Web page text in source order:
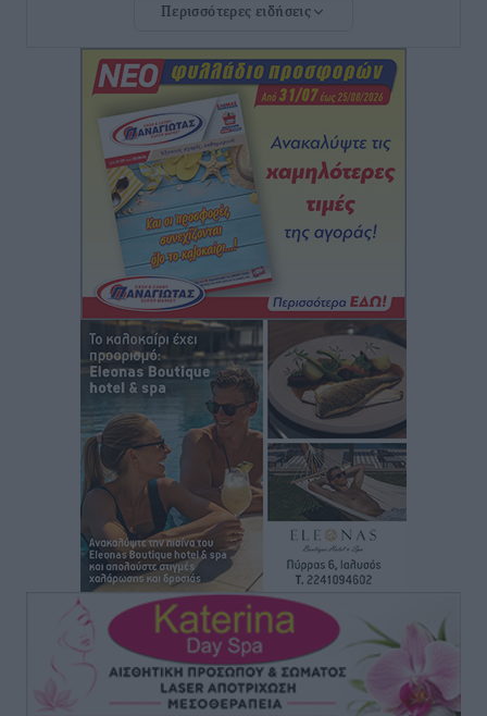
ανακοίνωσε ο Άδωνις Γεωργιάδης
Iατρικός Σύλλογος Ροδου προς Α. Γεωργιάδη:
Στρατηγικές Προτάσεις για την Ενίσχυση της
Δημόσιας Υγείας στη Νησιωτική Ελλάδα και στα
Νοσοκομεία της Γ΄ Ζώνης
Τοπικές Ειδήσεις πριν 2 ώρες
Πάνθηρες: Ξεκίνησαν αισιόδοξοι για την παρθενική
“πτήση” τους
Αθλητικά• πριν 2 ώρες
Άρης Αρχαγγέλου: Στο πλευρό του άτυχου Ιάκωβου
Αθλητικά• πριν 2 ώρες
Φοίβος: Η μεγάλη επιστροφή του Μπρένο Σαλβατιέρα
πριν 2 ώρες
Κλεάνθης: Έτοιμες οι κάρτες διαρκείας της νέας
σεζόν
Αθλητικά πριν 2 ώρες
Ατρόμητος Διμυλιάς: Ο Μαργαρίτης και μία
Περισσότερες ειδήσεις